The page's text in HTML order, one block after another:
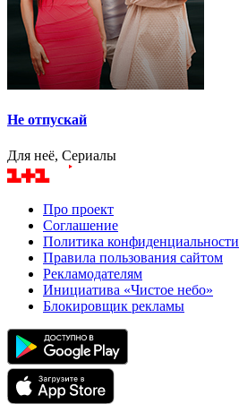
Не отпускай
Для неё, Сериалы
Про проект
Соглашение
Политика конфиденциальности
Правила пользования сайтом
Рекламодателям
Инициатива «Чистое небо»
Блокировщик рекламы